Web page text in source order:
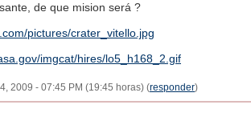
de que mision será ?
pictures/crater_vitello.jpg
imgcat/hires/lo5_h168_2.gif
2009 - 07:45 PM (19:45 horas) (responder)